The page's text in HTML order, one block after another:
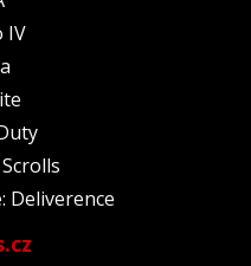
IV
Deliverence